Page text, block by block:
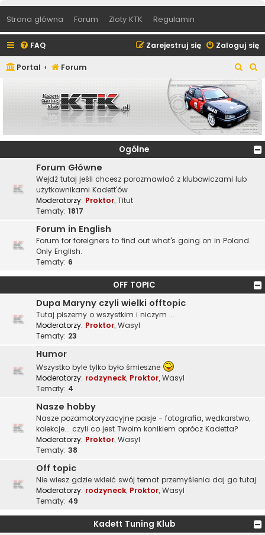
Strona główna Forum Zloty KTK Regulamin
FAQ Zaloguj się
Zarejestruj się
Portal Forum
z
u
k
j
z
u
k
a
j
Ogólne
Forum Główne
Wejdź tutaj jeśli chcesz porozmawiać z klubowiczami lub
użytkownikami Kadett'ów
Moderatorzy: Proktor, Titut
Tematy: 1817
Forum in English
Forum for foreigners to find out what's going on in Poland.
Only English.
Tematy: 6
OFF TOPIC
Dupa Maryny czyli wielki offtopic
Tutaj piszemy o wszystkim i niczym ...
Moderatorzy: Proktor, Wasyl
Tematy: 23
Humor
Wszystko byle tylko było śmieszne
Moderatorzy: rodzyneck, Proktor, Wasyl
Tematy: 4
Nasze hobby
Nasze pozamotoryzacyjne pasje - fotografia, wędkarstwo,
kolekcje... czyli co jest Twoim konikiem oprócz Kadetta?
Moderatorzy: Proktor, Wasyl
Tematy: 38
Off topic
Nie wiesz gdzie wkleić swój temat przemyślenia daj go tutaj
Moderatorzy: rodzyneck, Proktor, Wasyl
Tematy: 49
Kadett Tuning Klub